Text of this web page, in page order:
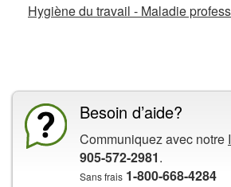
Hygiène du travail - Maladie
Besoin d’aide?
Communiquez avec notre
905-572-2981.
Sans frais 1-800-668-4284